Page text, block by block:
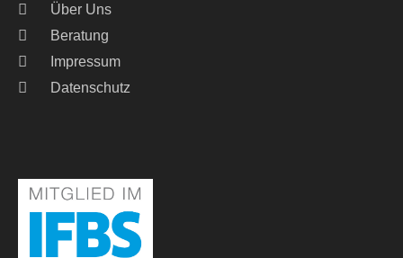
Über Uns
Beratung
Impressum
Datenschutz